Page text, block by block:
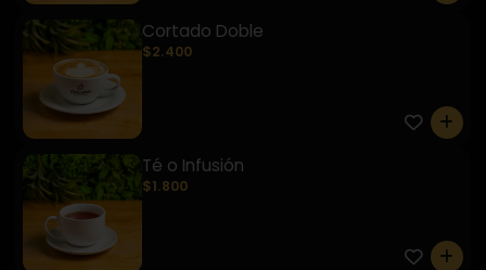
Cortado Doble
$2.400
0
Té o Infusión
$1.800
0